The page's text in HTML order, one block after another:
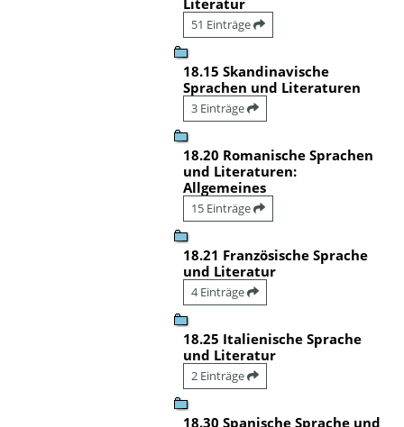
51 Einträge
18.15 Skandinavische
Sprachen und Literaturen
3 Einträge
18.20 Romanische Sprachen
und Literaturen:
Allgemeines
15 Einträge
18.21 Französische Sprache
und Literatur
4 Einträge
18.25 Italienische Sprache
und Literatur
2 Einträge
18.30 Spanische Sprache und